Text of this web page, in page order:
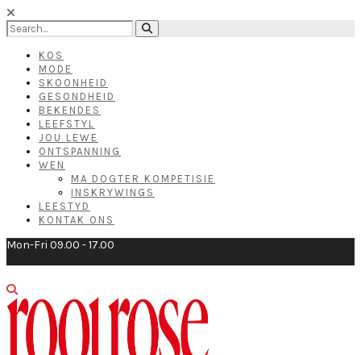
KOS
MODE
SKOONHEID
GESONDHEID
BEKENDES
LEEFSTYL
JOU LEWE
ONTSPANNING
WEN
MA DOGTER KOMPETISIE
INSKRYWINGS
LEESTYD
KONTAK ONS
Mon-Fri 09.00 - 17.00